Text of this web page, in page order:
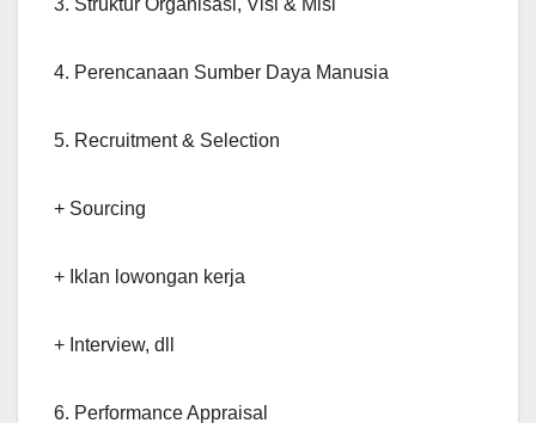
3. Struktur Organisasi, Visi & Misi
4. Perencanaan Sumber Daya Manusia
5. Recruitment & Selection
+ Sourcing
+ Iklan lowongan kerja
+ Interview, dll
6. Performance Appraisal